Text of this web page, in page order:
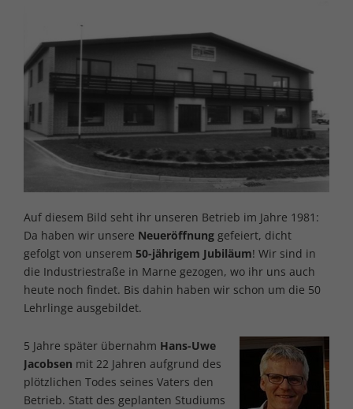
Auf diesem Bild seht ihr unseren Betrieb im Jahre 1981:
Da haben wir unsere Neueröffnung gefeiert, dicht
gefolgt von unserem 50-jährigem Jubiläum! Wir sind in
die Industriestraße in Marne gezogen, wo ihr uns auch
heute noch findet. Bis dahin haben wir schon um die 50
Lehrlinge ausgebildet.
5 Jahre später übernahm Hans-Uwe
Jacobsen mit 22 Jahren aufgrund des
plötzlichen Todes seines Vaters den
Betrieb. Statt des geplanten Studiums